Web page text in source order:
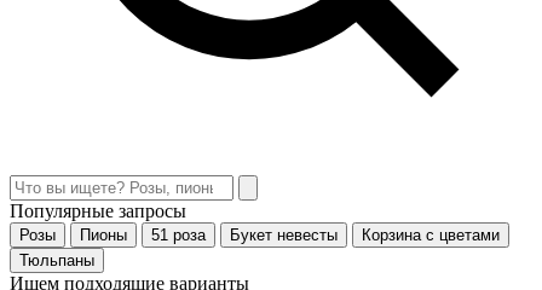
Популярные запросы
Розы Пионы 51 роза Букет невесты
Корзина с цветами
Тюльпаны
Ищем подходящие варианты